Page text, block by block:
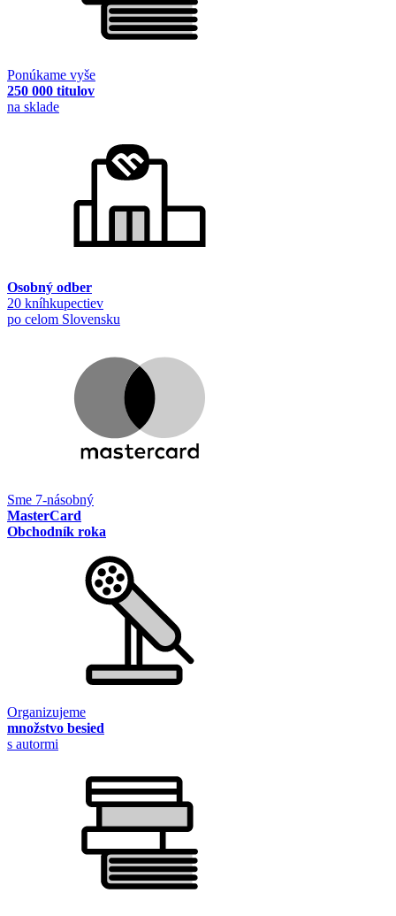
Ponúkame vyše
250 000 titulov
na sklade
Osobný odber
20 kníhkupectiev
po celom Slovensku
Sme 7-násobný
MasterCard
Obchodník roka
Organizujeme
množstvo besied
s autormi